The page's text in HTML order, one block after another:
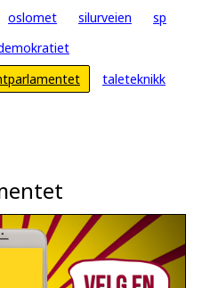
oslomet silurveien
sp
taleteknikk